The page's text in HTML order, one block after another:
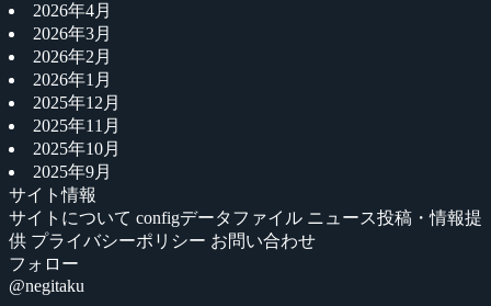
2026年4月
2026年3月
2026年2月
2026年1月
2025年12月
2025年11月
2025年10月
2025年9月
サイト情報
サイトについて configデータファイル ニュース投稿・情報提
供 プライバシーポリシー お問い合わせ
フォロー
@negitaku